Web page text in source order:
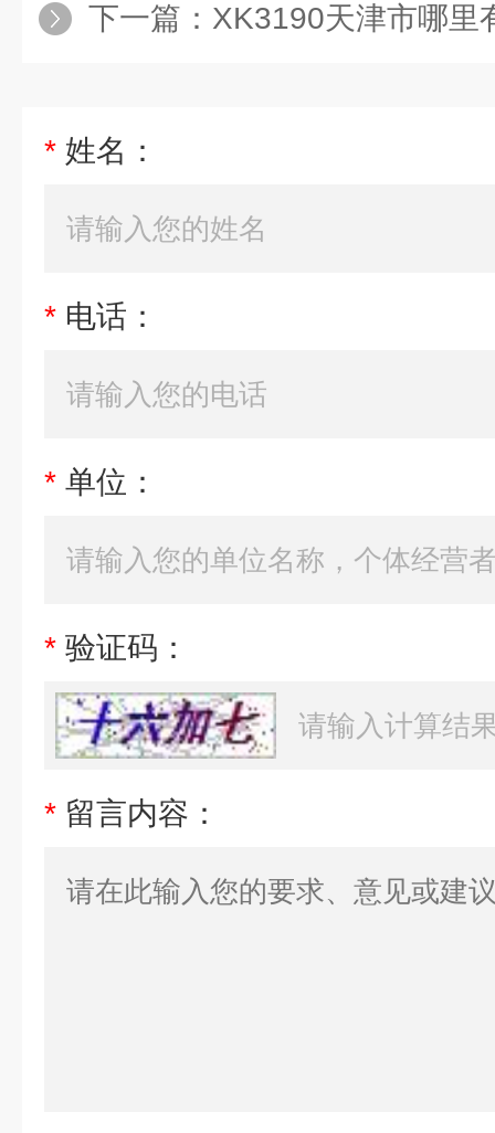
下一篇： XK3190天津市哪里
* 姓名：
* 电话：
* 单位：
* 验证码：
* 留言内容：